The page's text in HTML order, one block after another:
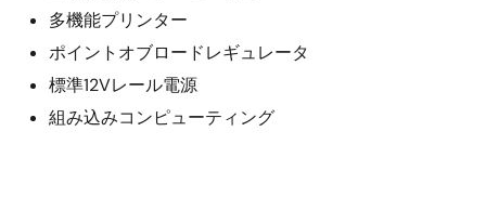
多機能プリンター
ポイントオブロードレギュレータ
標準12Vレール電源
組み込みコンピューティング